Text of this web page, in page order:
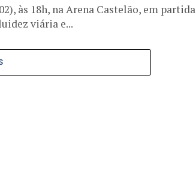
às 18h, na Arena Castelão, em partida
viária e...